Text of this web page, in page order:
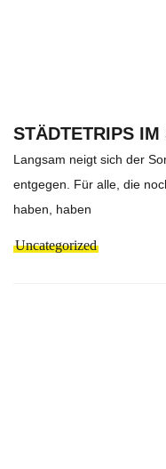
STÄDTETRIPS
Langsam neigt sich der
entgegen. Für alle, die
haben, haben
Uncategorized